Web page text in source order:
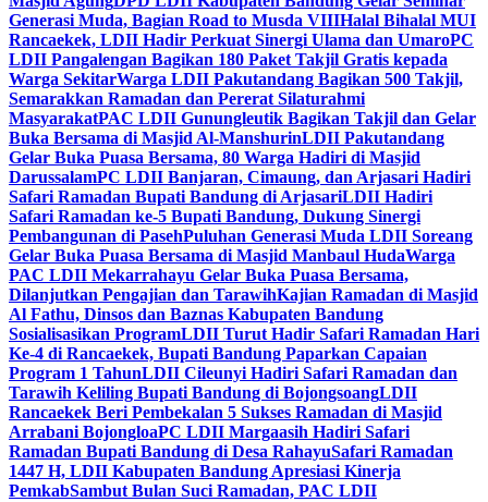
Generasi Muda, Bagian Road to Musda VIIIHalal Bihalal MUI
Rancaekek, LDII Hadir Perkuat Sinergi Ulama dan UmaroPC
LDII Pangalengan Bagikan 180 Paket Takjil Gratis kepada
Warga SekitarWarga LDII Pakutandang Bagikan 500 Takjil,
Semarakkan Ramadan dan Pererat Silaturahmi
MasyarakatPAC LDII Gunungleutik Bagikan Takjil dan Gelar
Buka Bersama di Masjid Al-ManshurinLDII Pakutandang
Gelar Buka Puasa Bersama, 80 Warga Hadiri di Masjid
DarussalamPC LDII Banjaran, Cimaung, dan Arjasari Hadiri
Safari Ramadan Bupati Bandung di ArjasariLDII Hadiri
Safari Ramadan ke-5 Bupati Bandung, Dukung Sinergi
Pembangunan di PasehPuluhan Generasi Muda LDII Soreang
Gelar Buka Puasa Bersama di Masjid Manbaul HudaWarga
PAC LDII Mekarrahayu Gelar Buka Puasa Bersama,
Dilanjutkan Pengajian dan TarawihKajian Ramadan di Masjid
Al Fathu, Dinsos dan Baznas Kabupaten Bandung
Sosialisasikan ProgramLDII Turut Hadir Safari Ramadan Hari
Ke-4 di Rancaekek, Bupati Bandung Paparkan Capaian
Program 1 TahunLDII Cileunyi Hadiri Safari Ramadan dan
Tarawih Keliling Bupati Bandung di BojongsoangLDII
Rancaekek Beri Pembekalan 5 Sukses Ramadan di Masjid
Arrabani BojongloaPC LDII Margaasih Hadiri Safari
Ramadan Bupati Bandung di Desa RahayuSafari Ramadan
1447 H, LDII Kabupaten Bandung Apresiasi Kinerja
PemkabSambut Bulan Suci Ramadan, PAC LDII